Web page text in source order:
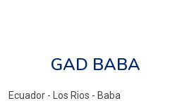
GAD BABA
Ecuador - Los Rios - Baba